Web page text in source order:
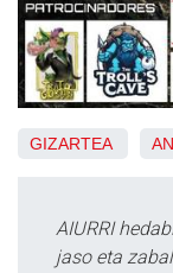
GIZARTEA
AIURRI
jaso eta